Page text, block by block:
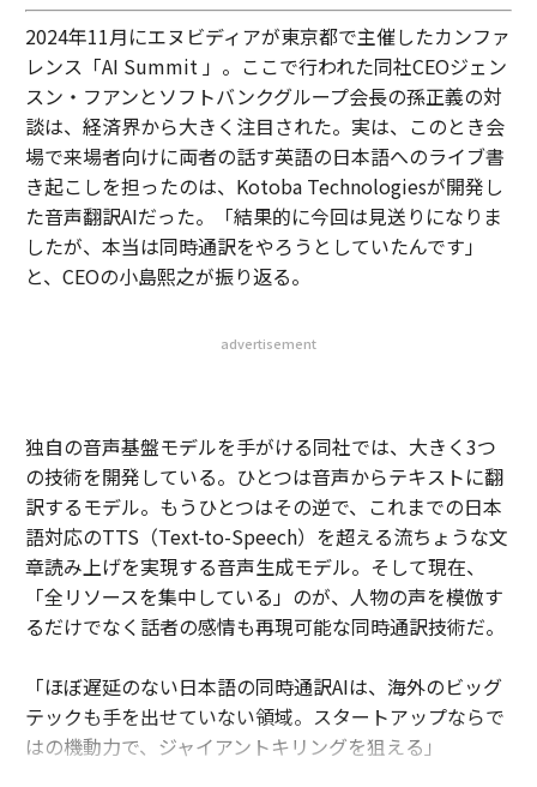
2024年11月にエヌビディアが東京都で主催したカンファ
レンス「AI Summit 」。ここで行われた同社CEOジェン
スン・フアンとソフトバンクグループ会長の孫正義の対
談は、経済界から大きく注目された。実は、このとき会
場で来場者向けに両者の話す英語の日本語へのライブ書
き起こしを担ったのは、Kotoba Technologiesが開発し
た音声翻訳AIだった。「結果的に今回は見送りになりま
したが、本当は同時通訳をやろうとしていたんです」
と、CEOの小島熙之が振り返る。
advertisement
独自の音声基盤モデルを手がける同社では、大きく3つ
の技術を開発している。ひとつは音声からテキストに翻
訳するモデル。もうひとつはその逆で、これまでの日本
語対応のTTS（Text-to-Speech）を超える流ちょうな文
章読み上げを実現する音声生成モデル。そして現在、
「全リソースを集中している」のが、人物の声を模倣す
るだけでなく話者の感情も再現可能な同時通訳技術だ。
「ほぼ遅延のない日本語の同時通訳AIは、海外のビッグ
テックも手を出せていない領域。スタートアップならで
はの機動力で、ジャイアントキリングを狙える」